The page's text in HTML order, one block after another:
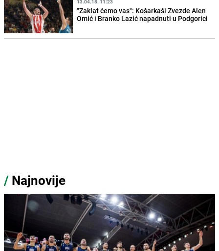
"Zaklat ćemo vas": Košarkaši Zvezde Alen
Omić i Branko Lazić napadnuti u Podgorici
/ Najnovije